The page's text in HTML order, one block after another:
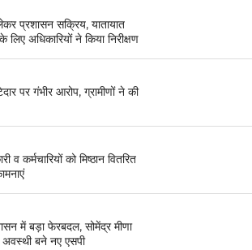
प्रशासन सक्रिय, यातायात
अधिकारियों ने किया निरीक्षण
पर गंभीर आरोप, ग्रामीणों ने की
व कर्मचारियों को मिष्ठान वितरित
में बड़ा फेरबदल, सोमेंद्र मीणा
अवस्थी बने नए एसपी